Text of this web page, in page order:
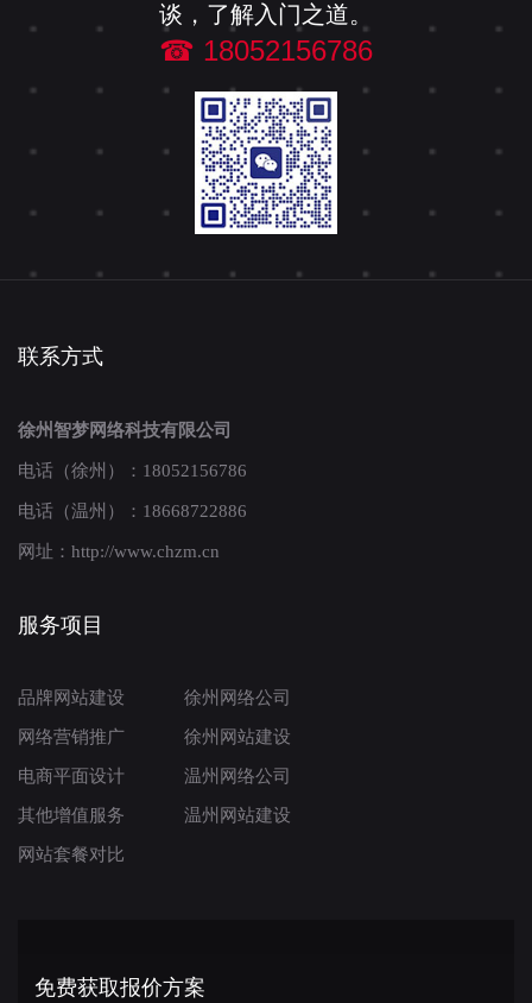
谈，了解入门之道。
☎ 18052156786
联系方式
徐州智梦网络科技有限公司
电话（徐州）：18052156786
电话（温州）：18668722886
网址：http://www.chzm.cn
服务项目
品牌网站建设
网络营销推广
电商平面设计
其他增值服务
网站套餐对比
徐州网络公司
徐州网站建设
温州网络公司
温州网站建设
免费获取报价方案